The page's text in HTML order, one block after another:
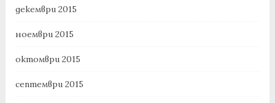
декември 2015
ноември 2015
октомври 2015
септември 2015